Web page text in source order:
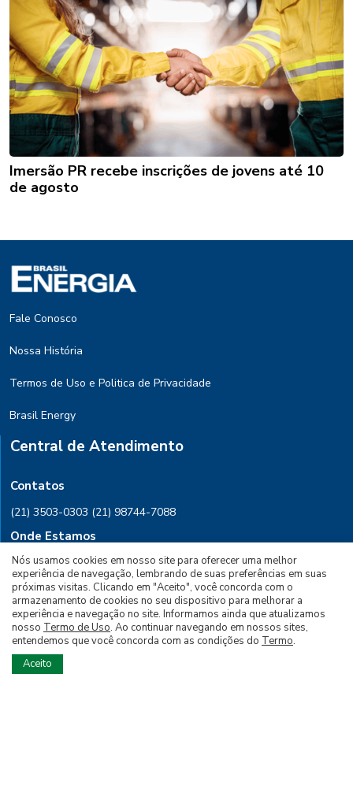
Imersão PR recebe inscrições de jovens até 10
de agosto
Nós usamos cookies em nosso site para oferecer uma melhor
experiência de navegação, lembrando de suas preferências em suas
próximas visitas. Clicando em "Aceito", você concorda com o
armazenamento de cookies no seu dispositivo para melhorar a
experiência e navegação no site. Informamos ainda que atualizamos
nosso Termo de Uso. Ao continuar navegando em nossos sites,
entendemos que você concorda com as condições do Termo.
Aceito
Fale Conosco
Nossa História
Termos de Uso e Politica de Privacidade
Brasil Energy
Central de Atendimento
Contatos
(21) 3503-0303 (21) 98744-7088
Onde Estamos
Rio de Janeiro, Rua Conselheiro
Saraiva, 28 Sala 601, CEP 20091-030
PARA ASSINAR